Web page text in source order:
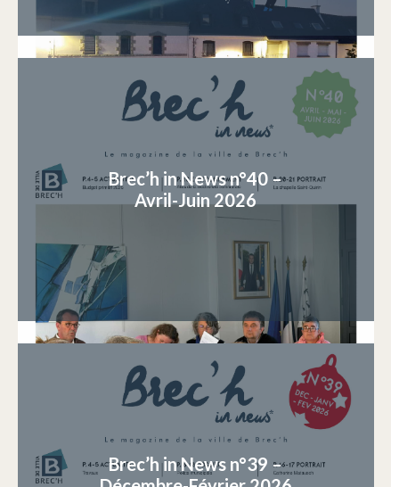
Brec’h in News n°40 –
Avril-Juin 2026
Brec’h in News n°39 –